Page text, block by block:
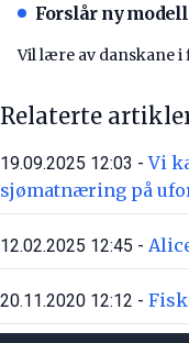
Forslår ny
Vil lære av danskane
Relaterte
19.09.2025 12:03 -Vi
sjømatnæring på
12.02.2025 12:45 -
20.11.2020 12:12 -